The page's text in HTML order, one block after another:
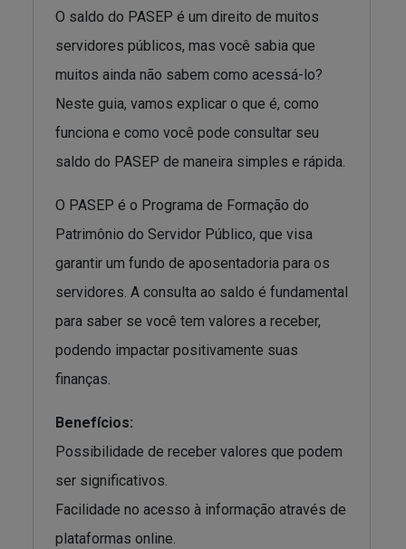
O saldo do PASEP é um direito de muitos
servidores públicos, mas você sabia que
muitos ainda não sabem como acessá-lo?
Neste guia, vamos explicar o que é, como
funciona e como você pode consultar seu
saldo do PASEP de maneira simples e rápida.
O PASEP é o Programa de Formação do
Patrimônio do Servidor Público, que visa
garantir um fundo de aposentadoria para os
servidores. A consulta ao saldo é fundamental
para saber se você tem valores a receber,
podendo impactar positivamente suas
finanças.
Benefícios:
Possibilidade de receber valores que podem
ser significativos.
Facilidade no acesso à informação através de
plataformas online.